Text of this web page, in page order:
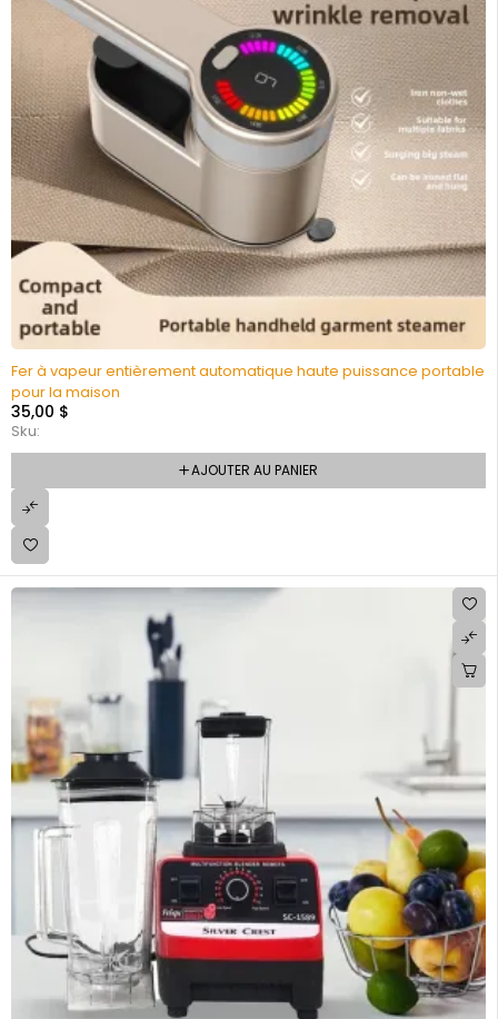
Fer à vapeur entièrement automatique haute puissance portable
pour la maison
35,00 $
Sku:
AJOUTER AU PANIER